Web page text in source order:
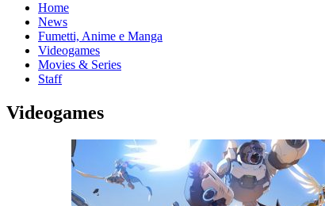
Home
News
Fumetti, Anime e Manga
Videogames
Movies & Series
Staff
Videogames